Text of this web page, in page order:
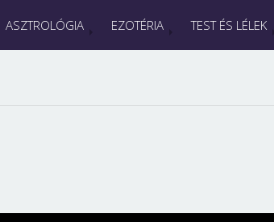
ASZTROLÓGIA EZOTÉRIA TEST ÉS LÉLEK